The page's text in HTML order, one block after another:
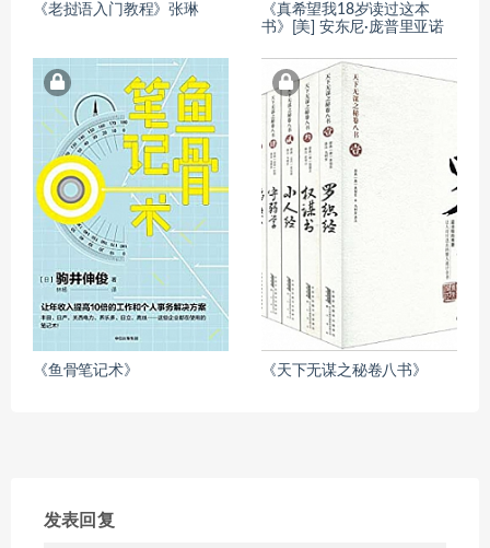
《老挝语入门教程》张琳
《真希望我18岁读过这本
书》[美] 安东尼·庞普里亚诺
《鱼骨笔记术》 《天下无谋之秘卷八书》
发表回复